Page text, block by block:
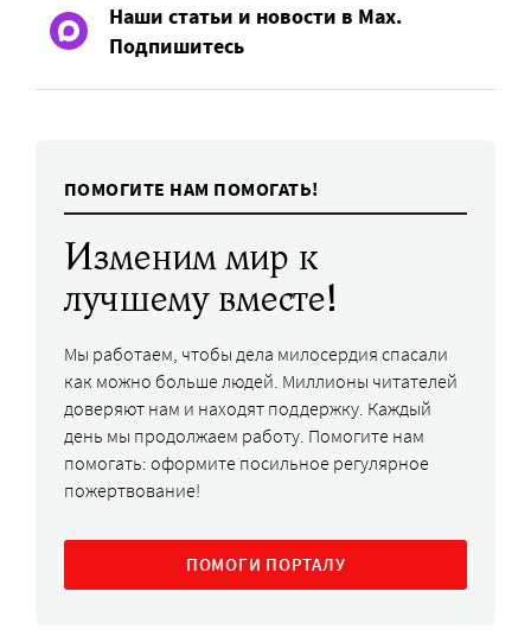
Наши статьи и новости в Max.
Подпишитесь
ПОМОГИТЕ НАМ ПОМОГАТЬ!
Изменим мир к
лучшему вместе!
Мы работаем, чтобы дела милосердия спасали
как можно больше людей. Миллионы читателей
доверяют нам и находят поддержку. Каждый
день мы продолжаем работу. Помогите нам
помогать: оформите посильное регулярное
пожертвование!
ПОМОГИ ПОРТАЛУ